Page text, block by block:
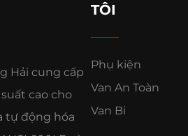
Hải cung cấp
cao cho
tự động hóa
TÔI
Phụ kiện
Van An Toàn
Van Bi